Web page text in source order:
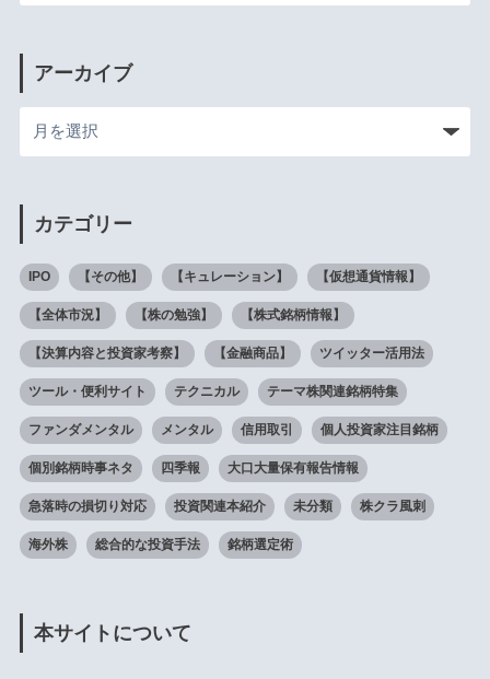
アーカイブ
カテゴリー
IPO 【その他】 【キュレーション】 【仮想通貨情報】
【全体市況】 【株の勉強】 【株式銘柄情報】
【決算内容と投資家考察】 【金融商品】 ツイッター活用法
ツール・便利サイト テクニカル テーマ株関連銘柄特集
ファンダメンタル メンタル 信用取引 個人投資家注目銘柄
個別銘柄時事ネタ 四季報 大口大量保有報告情報
急落時の損切り対応 投資関連本紹介 未分類 株クラ風刺
海外株 総合的な投資手法 銘柄選定術
本サイトについて